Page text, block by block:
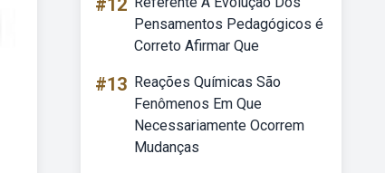
#12
Pensamentos Pedagógicos é
Correto Afirmar Que
#13 Reações Químicas São
Fenômenos Em Que
Necessariamente Ocorrem
Mudanças